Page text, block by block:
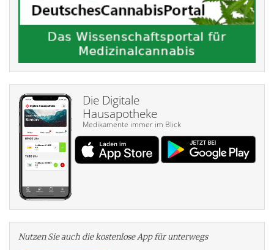
Die Digitale
Hausapotheke
Medikamente immer im Blick
Nutzen Sie auch die kosten­lose App für unterwegs